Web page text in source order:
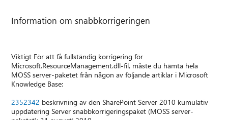
Information om snabbkorrigeringen
Viktigt För att få fullständig korrigering för
Microsoft.ResourceManagement.dll-fil, måste du hämta hela
MOSS server-paketet från någon av följande artiklar i Microsoft
Knowledge Base:
2352342 beskrivning av den SharePoint Server 2010 kumulativ
uppdatering Server snabbkorrigeringspaket (MOSS server-